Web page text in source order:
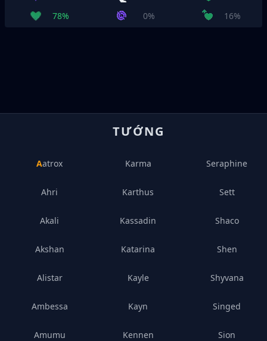
78%
0% 16%
TƯỚNG
Aatrox
Ahri
Akali
Akshan
Alistar
Ambessa
Amumu
Karma
Karthus
Kassadin
Katarina
Kayle
Kayn
Kennen
Seraphine
Sett
Shaco
Shen
Shyvana
Singed
Sion